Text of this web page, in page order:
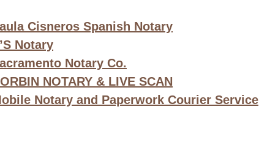
Cisneros Spanish Notary
Notary
Notary Co.
NOTARY & LIVE SCAN
Notary and Paperwork Courier Service